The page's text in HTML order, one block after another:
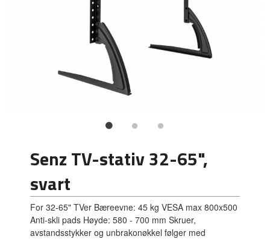
Senz TV-stativ 32-65",
svart
For 32-65" TVer Bæreevne: 45 kg VESA max 800x500
Anti-skli pads Høyde: 580 - 700 mm Skruer,
avstandsstykker og unbrakonøkkel følger med